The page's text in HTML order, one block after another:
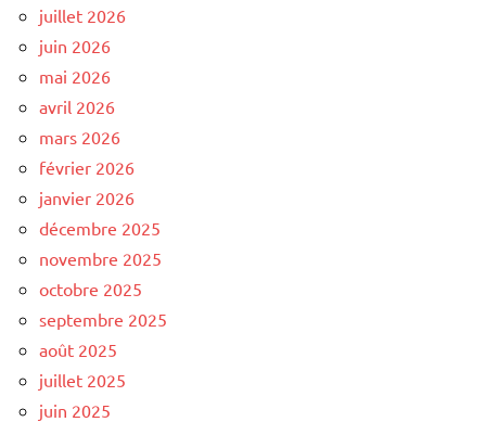
juillet 2026
juin 2026
mai 2026
avril 2026
mars 2026
février 2026
janvier 2026
décembre 2025
novembre 2025
octobre 2025
septembre 2025
août 2025
juillet 2025
juin 2025